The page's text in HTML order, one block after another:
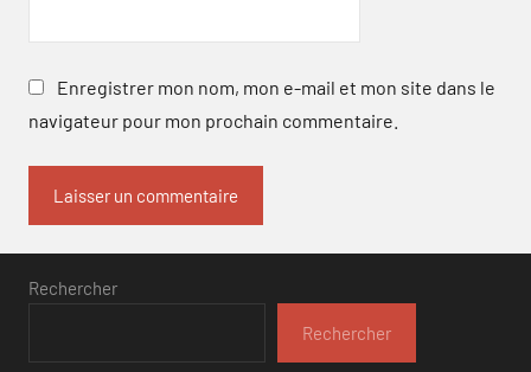
Enregistrer mon nom, mon e-mail et mon site dans le
navigateur pour mon prochain commentaire.
Rechercher
Rechercher